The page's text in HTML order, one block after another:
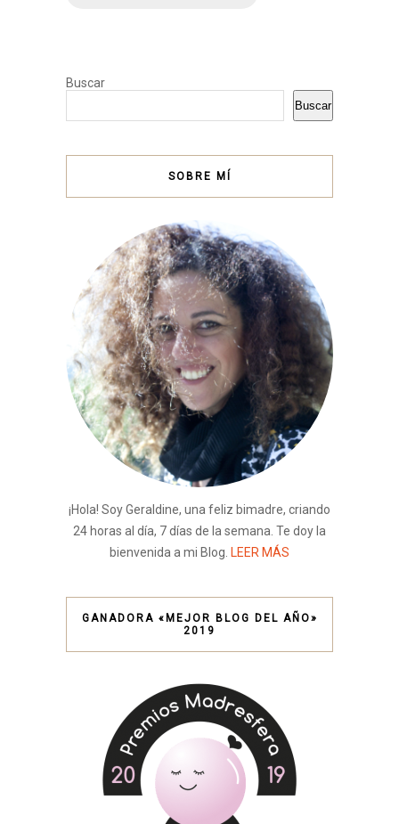
Buscar
Buscar
SOBRE MÍ
¡Hola! Soy Geraldine, una feliz bimadre, criando
24 horas al día, 7 días de la semana. Te doy la
bienvenida a mi Blog. LEER MÁS
GANADORA «MEJOR BLOG DEL AÑO»
2019